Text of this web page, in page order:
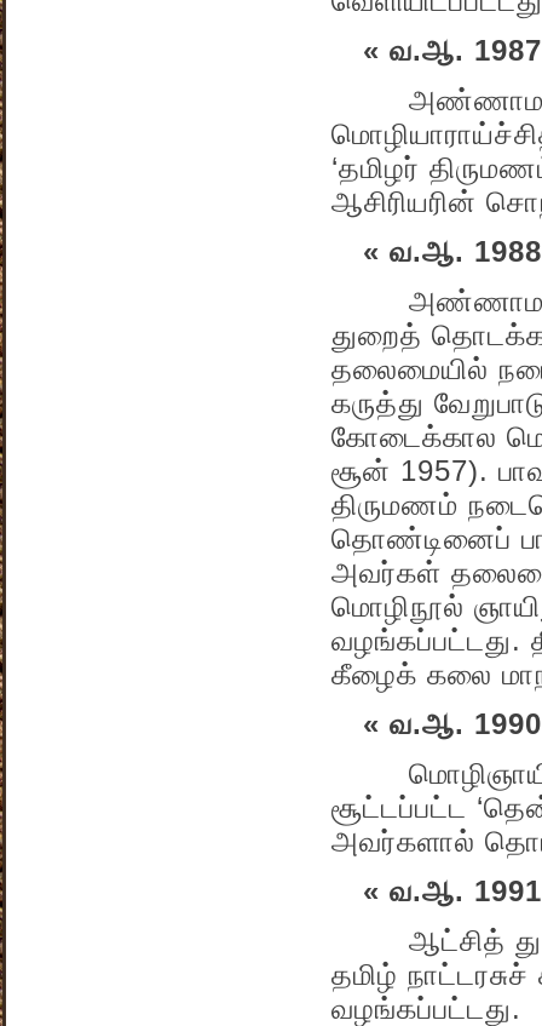
« வ.ஆ. 1987
அண்ணாமலைப்
‘தமிழர்
ஆசிரியரின்
« வ.ஆ. 1988
அண்ணாமலைப்
துறைத்
தலைமையில்
கருத்து
கோடைக்கால
சூன் 1957).
திருமணம்
தொண்டினைப்
அவர்கள்
மொழிநூல்
வழங்கப்பட்டது.
கீழைக் கலை
« வ.ஆ. 1990
சூட்டப்பட்ட
அவர்களால்
« வ.ஆ. 1991
ஆட்சித்
தமிழ்
வழங்கப்பட்டது.